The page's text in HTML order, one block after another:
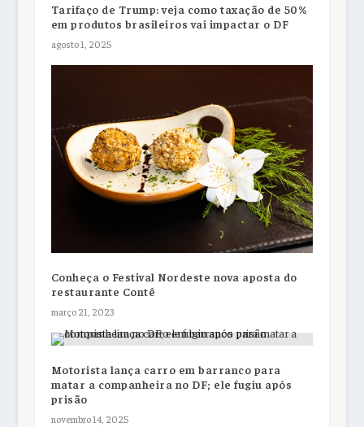
Tarifaço de Trump: veja como taxação de 50%
em produtos brasileiros vai impactar o DF
agosto 1, 2025
Conheça o Festival Nordeste nova aposta do
restaurante Contê
março 21, 2023
Motorista lança carro em barranco para
matar a companheira no DF; ele fugiu após
prisão
novembro 14, 2025